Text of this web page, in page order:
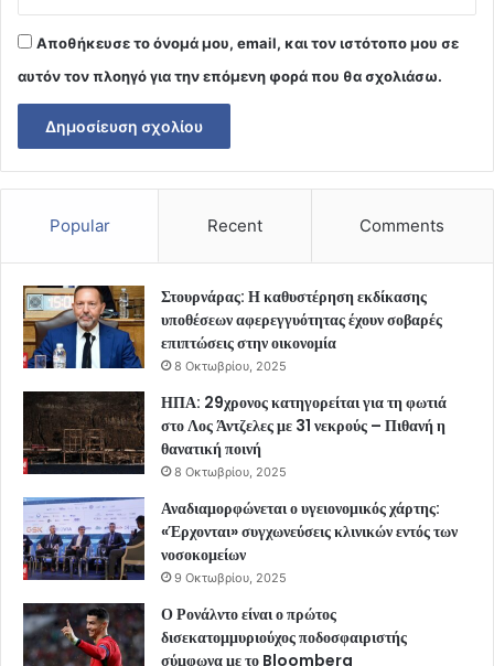
Αποθήκευσε το όνομά μου, email, και τον ιστότοπο μου σε
αυτόν τον πλοηγό για την επόμενη φορά που θα σχολιάσω.
Popular Recent Comments
Στουρνάρας: Η καθυστέρηση εκδίκασης
υποθέσεων αφερεγγυότητας έχουν σοβαρές
επιπτώσεις στην οικονομία
8 Οκτωβρίου, 2025
ΗΠΑ: 29χρονος κατηγορείται για τη φωτιά
στο Λος Άντζελες με 31 νεκρούς – Πιθανή η
θανατική ποινή
8 Οκτωβρίου, 2025
Αναδιαμορφώνεται ο υγειονομικός χάρτης:
«Έρχονται» συγχωνεύσεις κλινικών εντός των
νοσοκομείων
9 Οκτωβρίου, 2025
Ο Ρονάλντο είναι ο πρώτος
δισεκατομμυριούχος ποδοσφαιριστής
σύμφωνα με το Bloomberg